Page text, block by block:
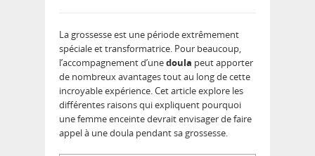
La grossesse est une période extrêmement
spéciale et transformatrice. Pour beaucoup,
l’accompagnement d’unedoula peut apporter
de nombreux avantages tout au long de cette
incroyable expérience. Cet article explore les
différentes raisons qui expliquent pourquoi
une femme enceinte devrait envisager de faire
appel à une doula pendant sa grossesse.